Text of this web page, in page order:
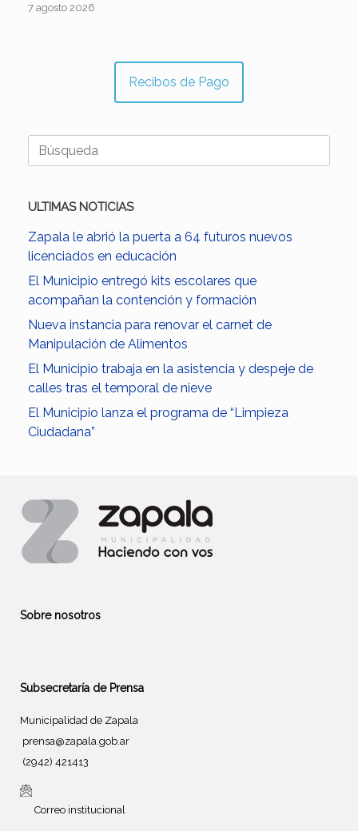
7 agosto 2026
Recibos de Pago
Buscar:
ULTIMAS NOTICIAS
Zapala le abrió la puerta a 64 futuros nuevos
licenciados en educación
El Municipio entregó kits escolares que
acompañan la contención y formación
Nueva instancia para renovar el carnet de
Manipulación de Alimentos
El Municipio trabaja en la asistencia y despeje de
calles tras el temporal de nieve
El Municipio lanza el programa de “Limpieza
Ciudadana”
Sobre nosotros
Subsecretaría de Prensa
Municipalidad de Zapala
prensa@zapala.gob.ar
(2942) 421413
Correo institucional